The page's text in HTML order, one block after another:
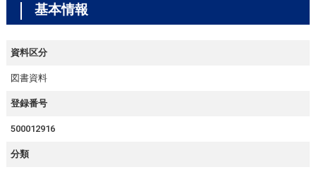
基本情報
資料区分
図書資料
登録番号
500012916
分類